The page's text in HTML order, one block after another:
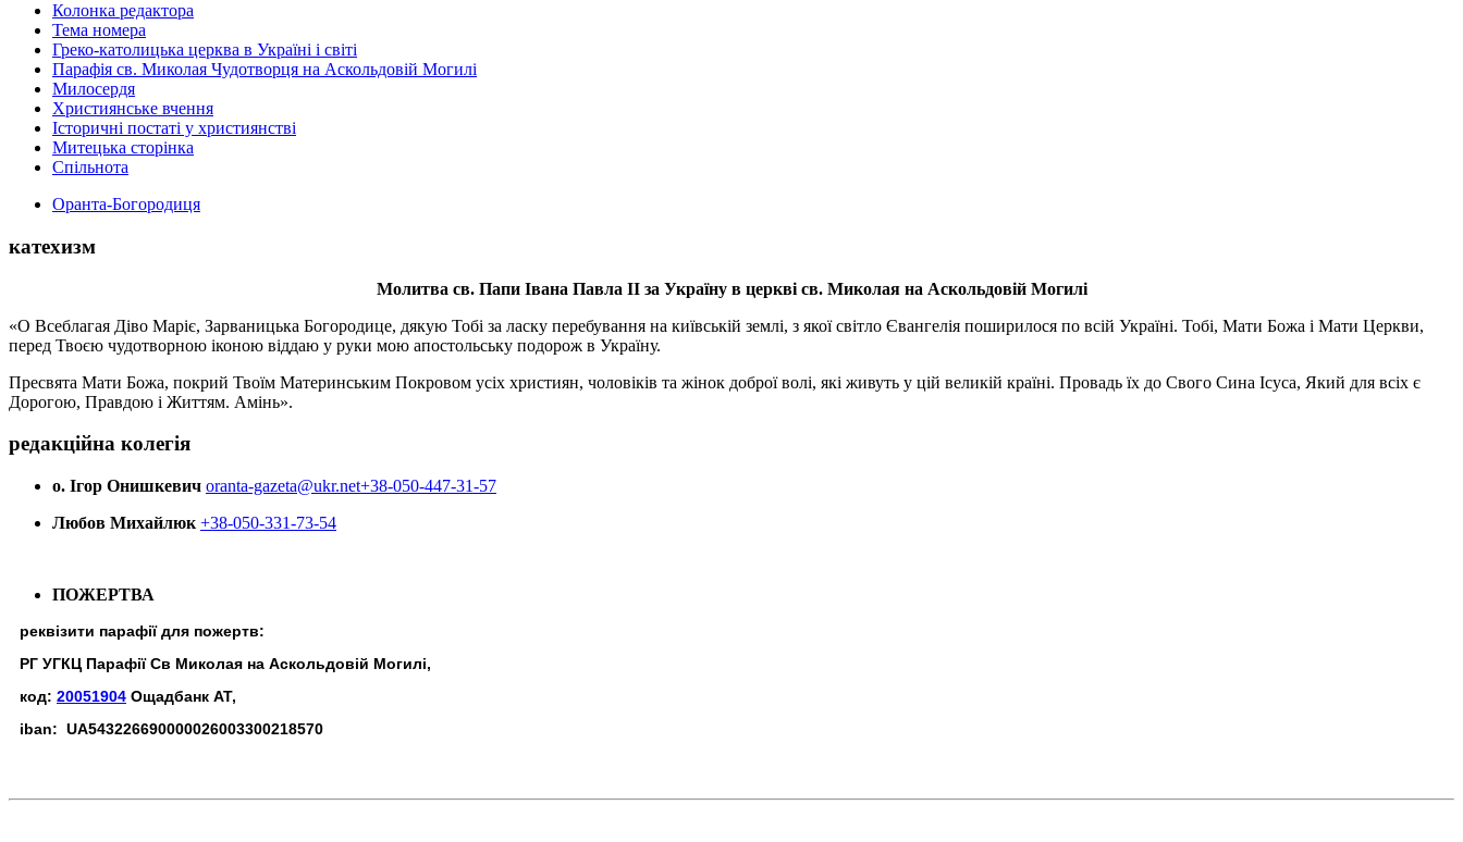
Колонка редактора
Тема номера
Греко-католицька церква в Україні і світі
Парафія св. Миколая Чудотворця на Аскольдовій Могилі
Милосердя
Християнське вчення
Історичні постаті у християнстві
Митецька сторінка
Спільнота
Оранта-Богородиця
катехизм
Молитва св. Папи Івана Павла ІІ за Україну в церкві св. Миколая на Аскольдовій Могилі
«О Всеблагая Діво Маріє, Зарваницька Богородице, дякую Тобі за ласку перебування на київській землі, з якої світло Євангелія поширилося по всій Україні. Тобі, Мати Божа і Мати Церкви,
перед Твоєю чудотворною іконою віддаю у руки мою апостольську подорож в Україну.
Пресвята Мати Божа, покрий Твоїм Материнським Покровом усіх християн, чоловіків та жінок доброї волі, які живуть у цій великій країні. Провадь їх до Свого Сина Ісуса, Який для всіх є
Дорогою, Правдою і Життям. Амінь».
редакційна колегія
о. Ігор Онишкевич oranta-gazeta@ukr.net+38-050-447-31-57
Любов Михайлюк +38-050-331-73-54
ПОЖЕРТВА
реквізити парафії для пожертв:
РГ УГКЦ Парафії Св Миколая на Аскольдовій Могилі,
код: 20051904 Ощадбанк АТ,
iban: UA543226690000026003300218570